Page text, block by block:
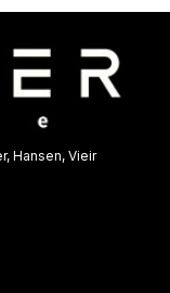
Hansen, Vieir